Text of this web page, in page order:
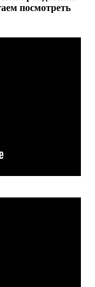
посмотреть